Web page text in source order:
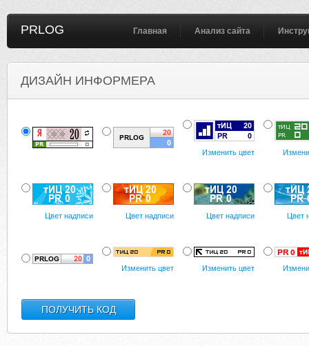
PRLOG Главная Анализ сайта
ДИЗАЙН ИНФОРМЕРА
Изменить цвет
Цвет надписи Цвет надписи Цвет надписи Цвет
Изменить цвет Изменить цвет